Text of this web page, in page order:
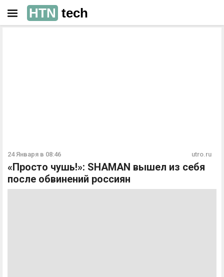
HTN tech
24 Января в 08:46 utro.ru
«Просто чушь!»: SHAMAN вышел из себя
после обвинений россиян